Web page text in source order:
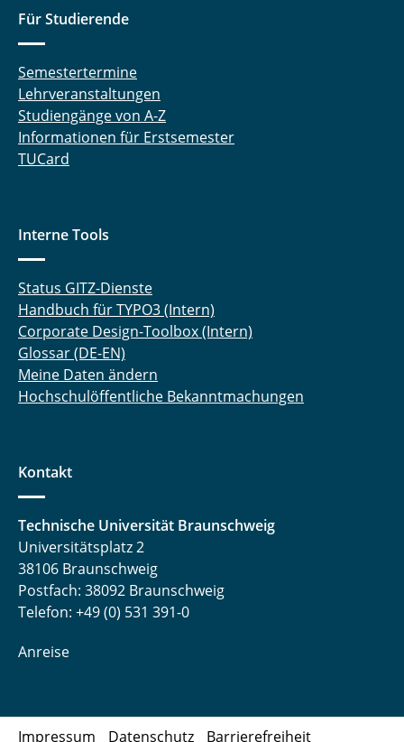
Für Studierende
Semestertermine
Lehrveranstaltungen
Studiengänge von A-Z
Informationen für Erstsemester
TUCard
Interne Tools
Status GITZ-Dienste
Handbuch für TYPO3 (Intern)
Corporate Design-Toolbox (Intern)
Glossar (DE-EN)
Meine Daten ändern
Hochschulöffentliche Bekanntmachungen
Kontakt
Technische Universität Braunschweig
Universitätsplatz 2
38106 Braunschweig
Postfach: 38092 Braunschweig
Telefon: +49 (0) 531 391-0
Anreise
Impressum Datenschutz Barrierefreiheit